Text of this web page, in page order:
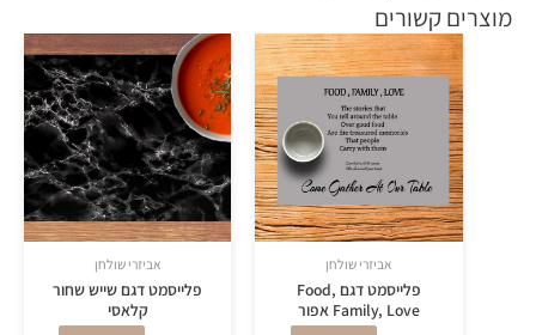
מוצרים קשורים
אביזרי שולחן
פלייסמט דגם Food,
Family, Love אפור
אביזרי שולחן
פלייסמט דגם שייש שחור
קלאסי